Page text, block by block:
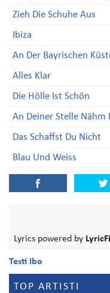
Zieh Die Schuhe Aus
Ibiza
An Der Bayrischen
Alles Klar
Die Hölle Ist Schön
An Deiner Stelle Nähm
Das Schaffst Du Nicht
Blau Und Weiss
Lyrics powered by
Testi Ibo
TOP ARTISTI